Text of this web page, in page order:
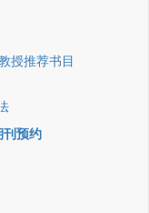
授推荐书目
刊预约